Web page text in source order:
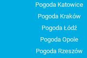
Pogoda Katowice
Pogoda Kraków
Pogoda Łódź
Pogoda Opole
Pogoda Rzeszów